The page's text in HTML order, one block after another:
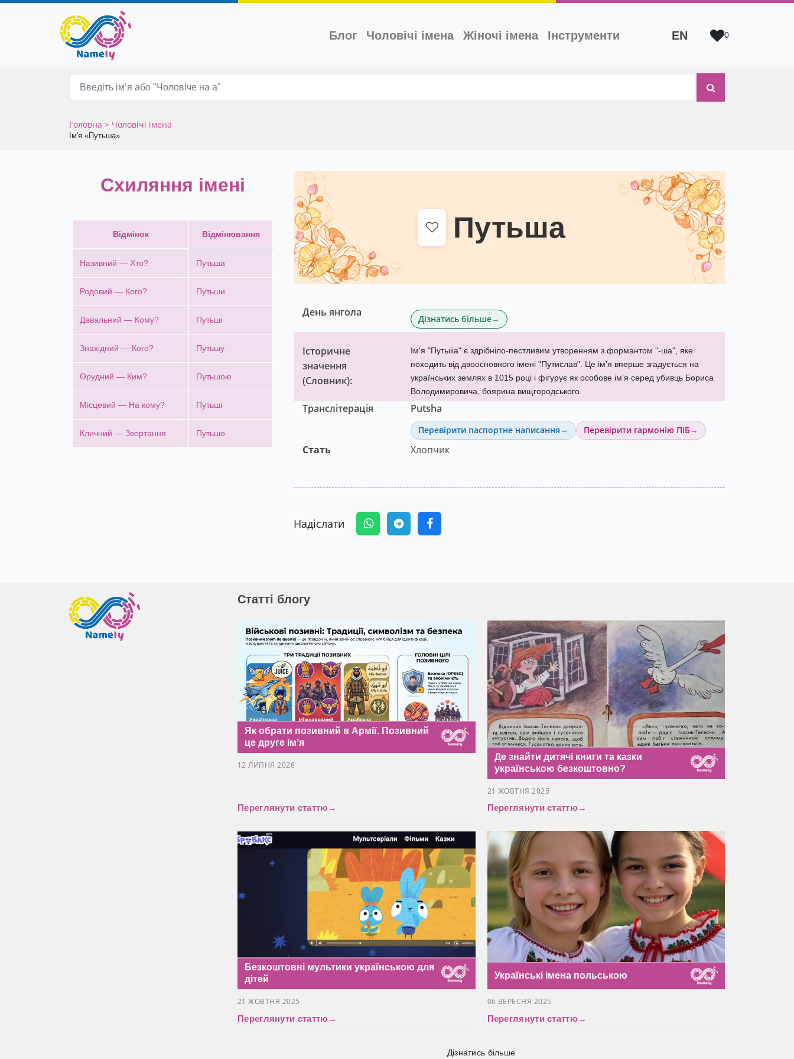
Блог Чоловічі імена (current)
Жіночі імена Інструменти EN 0
Головна > Чоловічі імена
Ім'я «Путьша»
Схиляння імені
Відмінок Відмінювання
Називний — Хто? Путьша
Родовий — Кого? Путьши
Давальний — Кому? Путьші
Знахідний — Кого? Путьшу
Орудний — Ким? Путьшою
Місцевий — На кому? Путьші
Кличний — Звертання Путьшо
Путьша
День янгола
Дізнатись більше
Історичне
значення
(Словник):
Ім'я "Путыііа" є здрібніло-пестливим утворенням з формантом "-ша", яке
походить від двоосновного імені "Путислав". Це ім'я вперше згадується на
українських землях в 1015 році і фігурує як особове ім'я серед убивць Бориса
Володимировича, боярина вищгородського.
Транслітерація Putsha
Перевірити паспортне написання Перевірити гармонію ПІБ
Стать Хлопчик
Надіслати
Статті блогу
Як обрати позивний в Армії. Позивний
це друге імʼя
12 ЛИПНЯ 2026
Переглянути статтю→
Де знайти дитячі книги та казки
українською безкоштовно?
21 ЖОВТНЯ 2025
Переглянути статтю→
Безкоштовні мультики українською для
дітей
21 ЖОВТНЯ 2025
Переглянути статтю→
Українські імена польською
06 ВЕРЕСНЯ 2025
Переглянути статтю→
Дізнатись більше